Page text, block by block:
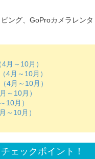
ング、GoProカメラレンタ
月～10月）
4月～10月）
4月～10月）
～10月）
10月）
～10月）
チェックポイント！